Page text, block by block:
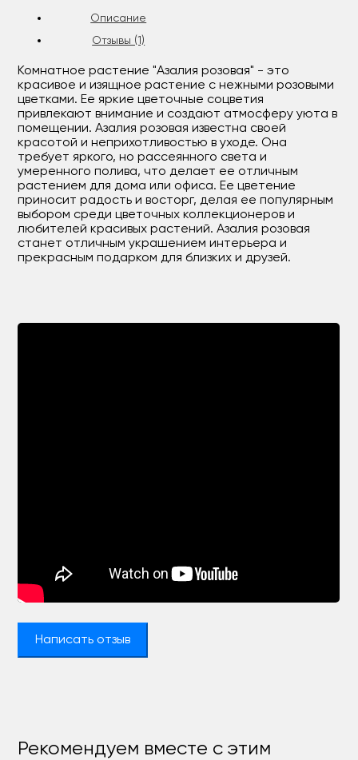
Описание
Отзывы (1)
Комнатное растение "Азалия розовая" - это
красивое и изящное растение с нежными розовыми
цветками. Ее яркие цветочные соцветия
привлекают внимание и создают атмосферу уюта в
помещении. Азалия розовая известна своей
красотой и неприхотливостью в уходе. Она
требует яркого, но рассеянного света и
умеренного полива, что делает ее отличным
растением для дома или офиса. Ее цветение
приносит радость и восторг, делая ее популярным
выбором среди цветочных коллекционеров и
любителей красивых растений. Азалия розовая
станет отличным украшением интерьера и
прекрасным подарком для близких и друзей.
Написать отзыв
Рекомендуем вместе с этим